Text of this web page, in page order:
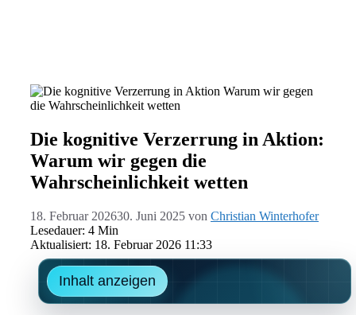
Die kognitive Verzerrung in Aktion:
Warum wir gegen die
Wahrscheinlichkeit wetten
18. Februar 202630. Juni 2025 von Christian Winterhofer
Lesedauer: 4 Min
Aktualisiert: 18. Februar 2026 11:33
Inhalt anzeigen